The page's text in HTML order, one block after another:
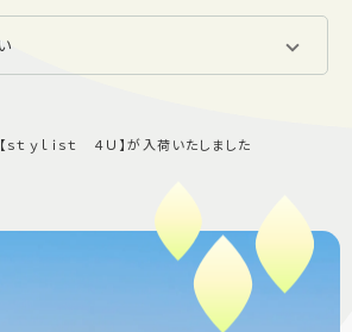
【ｓｔｙｌｉｓｔ ４Ｕ】が入荷いたしました